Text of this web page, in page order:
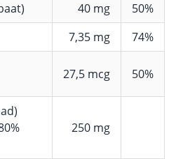
40 mg
50%
7,35 mg
74%
27,5 mcg 50%
250 mg